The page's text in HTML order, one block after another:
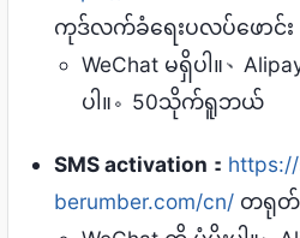
ကုဒ်လက်ခံရေးပလပ်ဖောင်း
WeChat မရှိပါ။、
ပါ။。50သိုက်ရူဘယ်
SMS activation ：
berumber.com/cn/ တရုတ်